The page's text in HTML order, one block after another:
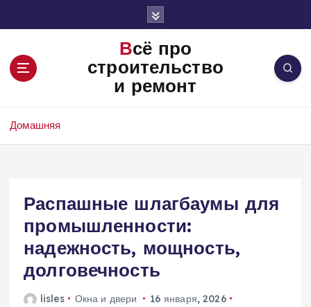
Всё про
строительство
и ремонт
Домашняя
Распашные шлагбаумы для
промышленности:
надежность, мощность,
долговечность
lisles Окна и двери
16 января, 2026